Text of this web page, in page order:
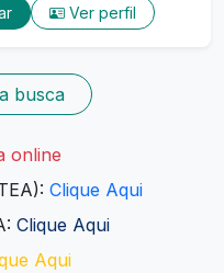
Ver perfil
busca
online
Clique Aqui
Clique Aqui
Aqui